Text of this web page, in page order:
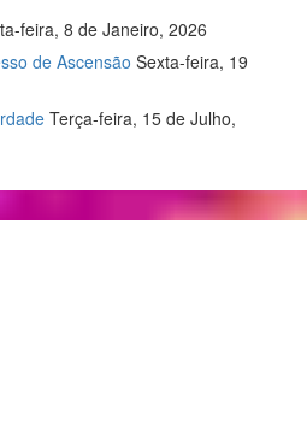
feira, 8 de Janeiro, 2026
de Ascensão Sexta-feira, 19
Terça-feira, 15 de Julho,